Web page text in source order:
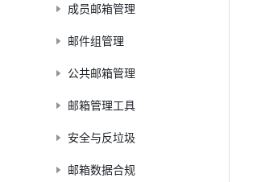
成员邮箱管理
邮件组管理
公共邮箱管理
邮箱管理工具
安全与反垃圾
邮箱数据合规